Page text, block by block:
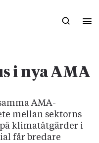
i nya AMA
AMA-
mellan sektorns
klimatåtgärder i
får bredare